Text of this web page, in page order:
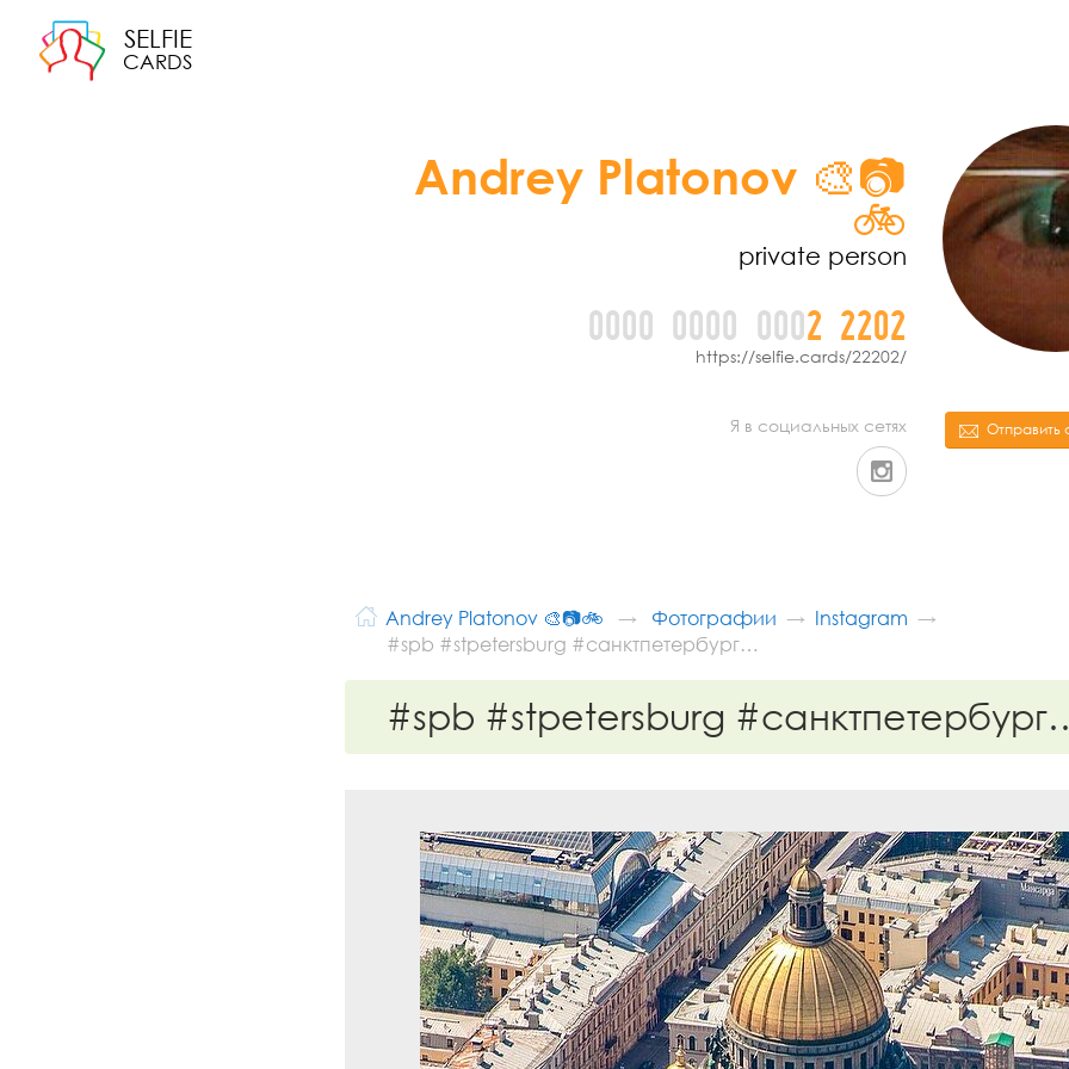
SELFIE
CARDS
Andrey Platonov 🎨📷
🚲
private person
0000 0000 0002 2202
https://selfie.cards/22202/
Я в социальных сетях
Andrey Platonov 🎨📷🚲 Фотографии
Instagram
#spb #stpetersburg #санктпетербург…
#spb #stpetersburg